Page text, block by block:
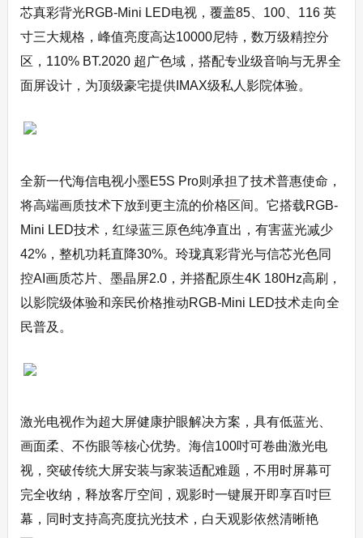
芯真彩背光RGB‑Mini LED电视，覆盖85、100、116 英
寸三大规格，峰值亮度高达10000尼特，数万级精控分
区，110% BT.2020 超广色域，搭配专业级音响与无界全
面屏设计，为顶级豪宅提供IMAX级私人影院体验。
全新一代海信电视小墨E5S Pro则承担了技术普惠使命，
将高端画质技术下放到更主流的价格区间。它搭载RGB-
Mini LED技术，红绿蓝三原色纯净直出，有害蓝光减少
42%，整机功耗直降30%。玲珑真彩背光与信芯光色同
控AI画质芯片、墨晶屏2.0，并搭配原生4K 180Hz高刷，
以影院级体验和亲民价格推动RGB-Mini LED技术走向全
民普及。
激光电视作为超大屏健康护眼解决方案，具有低蓝光、
画面柔、不伤眼等核心优势。海信100吋可卷曲激光电
视，突破传统大屏安装与家装适配难题，不用时屏幕可
完全收纳，释放客厅空间，观影时一键展开即享百吋巨
幕，同时支持高亮度抗光技术，白天观影依然清晰艳